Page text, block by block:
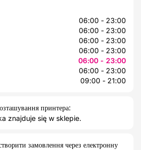
06:00 - 23:00
06:00 - 23:00
06:00 - 23:00
06:00 - 23:00
06:00 - 23:00
06:00 - 23:00
09:00 - 21:00
принтера:
znajduje się w sklepie.
замовлення через електронну